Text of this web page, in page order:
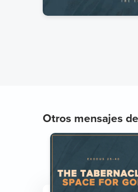
Otros mensajes